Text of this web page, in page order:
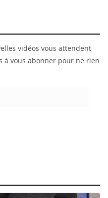
vidéos vous attendent
à vous abonner pour ne rien